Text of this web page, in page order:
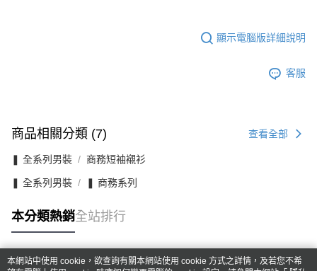
顯示電腦版詳細說明
客服
商品相關分類 (7) 查看全部
❚ 全系列男裝 商務短袖襯衫
❚ 全系列男裝 ❚ 商務系列
本分類熱銷全站排行
本網站中使用 cookie，欲查詢有關本網站使用 cookie 方式之詳情，及若您不希